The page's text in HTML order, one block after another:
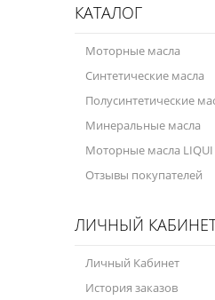
КАТАЛОГ
Моторные масла
Синтетические масла
Полусинтетические
Минеральные масла
Моторные масла LIQUI
Отзывы покупателей
ЛИЧНЫЙ
Личный Кабинет
История заказов